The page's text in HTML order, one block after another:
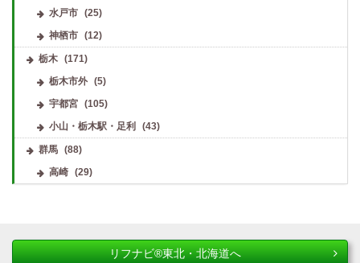
水戸市
(25)
神栖市
(12)
栃木 (171)
栃木市外
(5)
宇都宮
(105)
小山・栃木駅・足利
(43)
群馬 (88)
高崎
(29)
リフナビ®東北・北海道へ